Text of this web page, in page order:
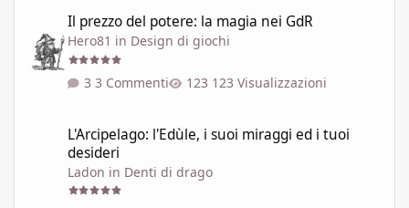
Il prezzo del potere: la magia nei GdR
Hero81 in Design di giochi
3 Commenti 123 Visualizzazioni
L'Arcipelago: l'Edùle, i suoi miraggi ed i tuoi
desideri
Ladon in Denti di drago